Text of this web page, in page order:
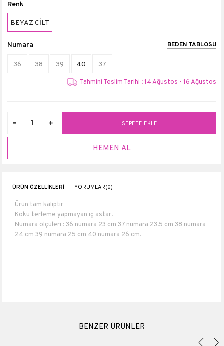
Renk
BEYAZ CİLT
Numara BEDEN TABLOSU
36 38 39 40 37
Tahmini Teslim Tarihi : 14 Ağustos - 16 Ağustos
ÜRÜN ÖZELLIKLERI YORUMLAR(0)
Ürün tam kalıptır
Koku terleme yapmayan iç astar.
Numara ölçüleri : 36 numara 23 cm 37 numara 23.5 cm 38 numara
24 cm 39 numara 25 cm 40 numara 26 cm.
BENZER ÜRÜNLER